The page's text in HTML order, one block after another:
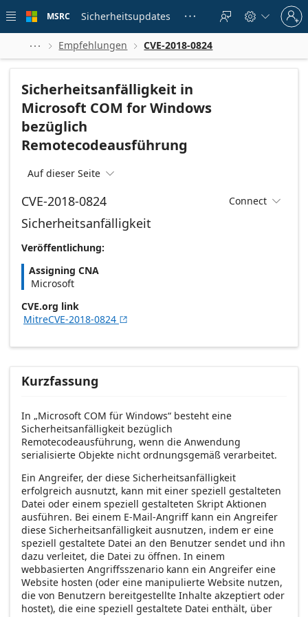
 main
MSRC Sicherheitsupdates    
Sign
in
to
account
  Empfehlungen  CVE-2018-0824
Sicherheitsanfälligkeit in
Microsoft COM for Windows
bezüglich
Remotecodeausführung
Auf dieser Seite 
CVE-2018-0824 Connect 
Sicherheitsanfälligkeit
Veröffentlichung:
Assigning CNA
Microsoft
CVE.org link
MitreCVE-2018-0824 
Kurzfassung
In „Microsoft COM für Windows“ besteht eine
Sicherheitsanfälligkeit bezüglich
Remotecodeausführung, wenn die Anwendung
serialisierte Objekte nicht ordnungsgemäß verarbeitet.
Ein Angreifer, der diese Sicherheitsanfälligkeit
erfolgreich ausnutzt, kann mit einer speziell gestalteten
Datei oder einem speziell gestalteten Skript Aktionen
ausführen. Bei einem E-Mail-Angriff kann ein Angreifer
diese Sicherheitsanfälligkeit ausnutzen, indem er eine
speziell gestaltete Datei an den Benutzer sendet und ihn
dazu verleitet, die Datei zu öffnen. In einem
webbasierten Angriffsszenario kann ein Angreifer eine
Website hosten (oder eine manipulierte Website nutzen,
die von Benutzern bereitgestellte Inhalte akzeptiert oder
hostet), die eine speziell gestaltete Datei enthält, über